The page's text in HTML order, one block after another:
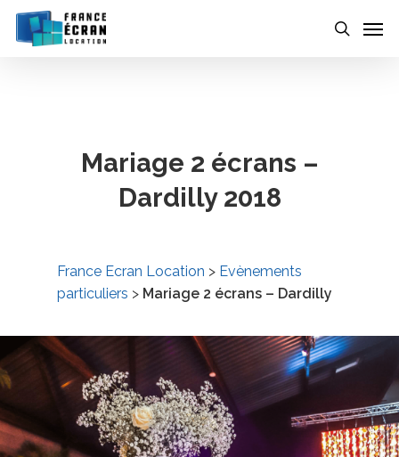
Skip
Mariage 2 écrans –
Dardilly 2018
France Ecran Location > Evènements
particuliers > Mariage 2 écrans – Dardilly